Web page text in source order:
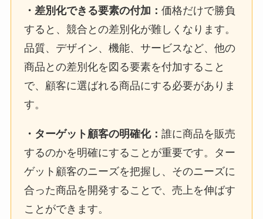
・差別化できる要素の付加 ：価格だけで勝負
すると、競合との差別化が難しくなります。
品質、デザイン、機能、サービスなど、他の
商品との差別化を図る要素を付加すること
で、顧客に選ばれる商品にする必要がありま
す。
・ ターゲット顧客の明確化：誰に商品を販売
するのかを明確にすることが重要です。ター
ゲット顧客のニーズを把握し、そのニーズに
合った商品を開発することで、売上を伸ばす
ことができます。